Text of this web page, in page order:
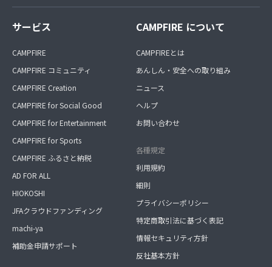
サービス
CAMPFIRE
CAMPFIRE コミュニティ
CAMPFIRE Creation
CAMPFIRE for Social Good
CAMPFIRE for Entertainment
CAMPFIRE for Sports
CAMPFIRE ふるさと納税
AD FOR ALL
HIOKOSHI
JFAクラウドファンディング
machi-ya
補助金申請サポート
CAMPFIRE について
CAMPFIREとは
あんしん・安全への取り組み
ニュース
ヘルプ
お問い合わせ
各種規定
利用規約
細則
プライバシーポリシー
特定商取引法に基づく表記
情報セキュリティ方針
反社基本方針